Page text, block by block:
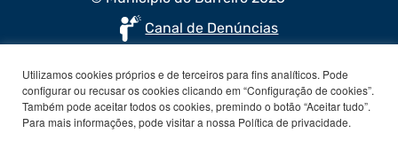
Canal de Denúncias
Utilizamos cookies próprios e de terceiros para fins analíticos. Pode
configurar ou recusar os cookies clicando em “Configuração de cookies”.
Também pode aceitar todos os cookies, premindo o botão “Aceitar tudo”.
Para mais informações, pode visitar a nossa Política de privacidade.